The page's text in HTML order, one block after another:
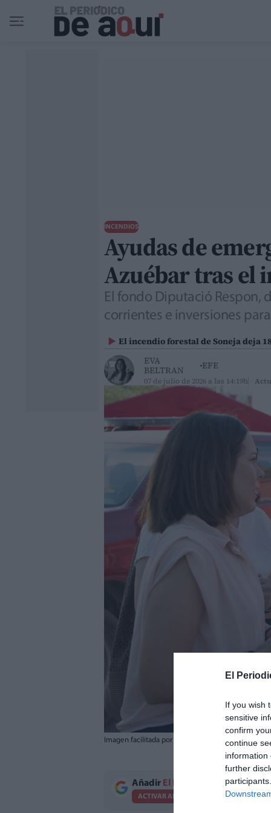
El
If you wish
sensitive
confirm
continue
information
further
Ir al contenido principal
INCENDIOS
Ayudas de
Azuébar tras el
El fondo Diputació Respon,
corrientes e inversiones
El incendio forestal de Soneja deja
EVA
BELTRAN
EFE
07 de julio de 2026 a las 14:19h
Imagen facilitada por la Diputación de Castellón.
Añadir El Periodico de Aquí
ACTIVAR AHORA